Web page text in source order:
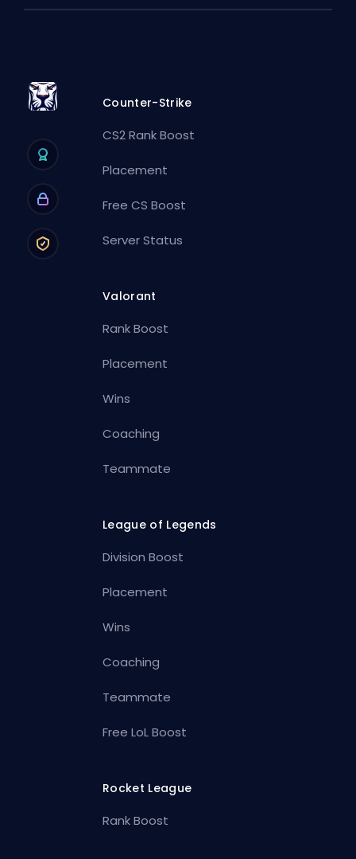
Counter-Strike
CS2 Rank Boost
Placement
Free CS Boost
Server Status
Valorant
Rank Boost
Placement
Wins
Coaching
Teammate
League of Legends
Division Boost
Placement
Wins
Coaching
Teammate
Free LoL Boost
Rocket League
Rank Boost